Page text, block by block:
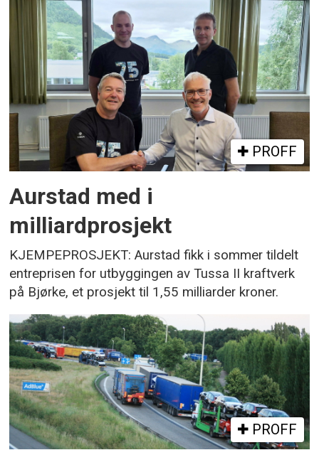
PROFF
Aurstad med i
milliardprosjekt
KJEMPEPROSJEKT: Aurstad fikk i sommer tildelt
entreprisen for utbyggingen av Tussa II kraftverk
på Bjørke, et prosjekt til 1,55 milliarder kroner.
PROFF